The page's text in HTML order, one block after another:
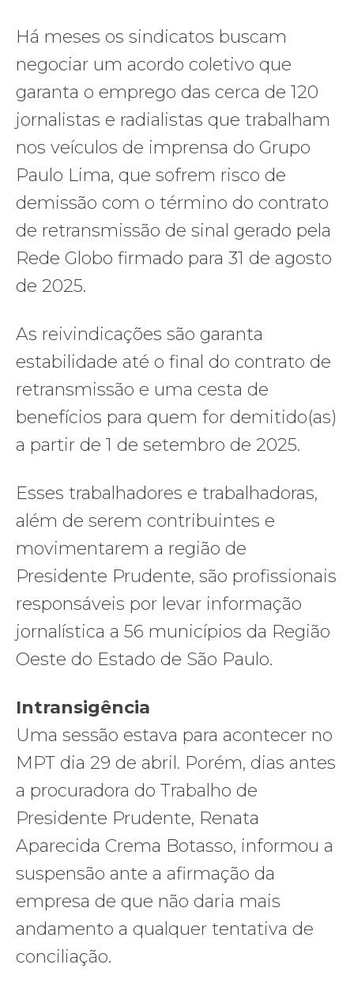
Há meses os sindicatos buscam
negociar um acordo coletivo que
garanta o emprego das cerca de 120
jornalistas e radialistas que trabalham
nos veículos de imprensa do Grupo
Paulo Lima, que sofrem risco de
demissão com o término do contrato
de retransmissão de sinal gerado pela
Rede Globo firmado para 31 de agosto
de 2025.
As reivindicações são garanta
estabilidade até o final do contrato de
retransmissão e uma cesta de
benefícios para quem for demitido(as)
a partir de 1 de setembro de 2025.
Esses trabalhadores e trabalhadoras,
além de serem contribuintes e
movimentarem a região de
Presidente Prudente, são profissionais
responsáveis por levar informação
jornalística a 56 municípios da Região
Oeste do Estado de São Paulo.
Intransigência
Uma sessão estava para acontecer no
MPT dia 29 de abril. Porém, dias antes
a procuradora do Trabalho de
Presidente Prudente, Renata
Aparecida Crema Botasso, informou a
suspensão ante a afirmação da
empresa de que não daria mais
andamento a qualquer tentativa de
conciliação.